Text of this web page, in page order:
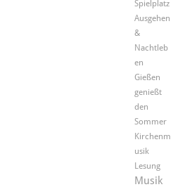
Spielplatz
Ausgehen
&
Nachtleb
en
Gießen
genießt
den
Sommer
Kirchenm
usik
Lesung
Musik